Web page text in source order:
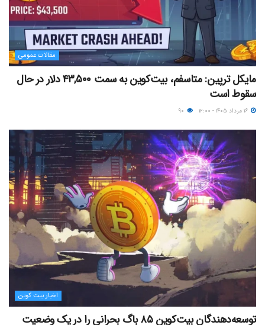
مقالات عمومی
مایکل ترپین: متاسفم، بیت‌کوین به سمت ۴۳,۵۰۰ دلار در حال
سقوط است
اخبار بیت کوین
توسعه‌دهندگان بیت‌کوین ۸۵ باگ بحرانی را در یک وضعیت